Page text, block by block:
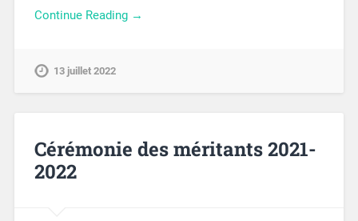
Continue Reading →
13 juillet 2022
Cérémonie des méritants 2021-
2022